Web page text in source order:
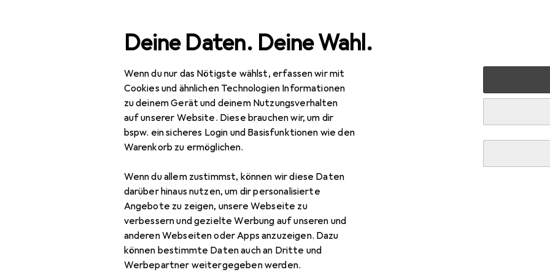
Deine Daten. Deine Wahl.
Wenn du nur das Nötigste wählst, erfassen wir mit
Cookies und ähnlichen Technologien Informationen
zu deinem Gerät und deinem Nutzungsverhalten
auf unserer Website. Diese brauchen wir, um dir
bspw. ein sicheres Login und Basisfunktionen wie den
Warenkorb zu ermöglichen.
Wenn du allem zustimmst, können wir diese Daten
darüber hinaus nutzen, um dir personalisierte
Angebote zu zeigen, unsere Webseite zu
verbessern und gezielte Werbung auf unseren und
anderen Webseiten oder Apps anzuzeigen. Dazu
können bestimmte Daten auch an Dritte und
Werbepartner weitergegeben werden.
Navigation nach Kategorien Gesamtsortiment Beauty + Gesundheit